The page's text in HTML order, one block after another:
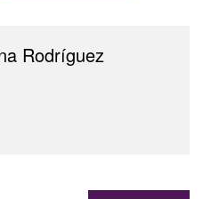
Rodríguez